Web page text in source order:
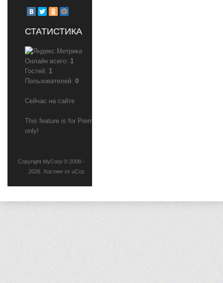
СТАТИСТИКА
Онлайн всего: 1
Гостей: 1
Пользователей: 0
Сейчас на сайте
This feature is for Premium users
only!
Copyright MyCorp © 2008 -
2026 Хостинг от uCoz